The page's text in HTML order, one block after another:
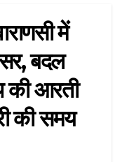
में
बदल
की आरती
की समय